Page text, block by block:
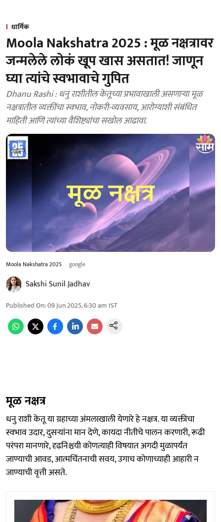
धार्मिक
Moola Nakshatra 2025 : मूळ नक्षत्रावर
जन्मलेले लोकं खूप खास असतात! जाणून
घ्या त्यांचे स्वभावाचे गुपित
Dhanu Rashi : धनु राशीतील केतूच्या प्रभावाखाली असणाऱ्या मूळ
नक्षत्रातील व्यक्तींचा स्वभाव, नोकरी-व्यवसाय, आरोग्याशी संबंधित
माहिती आणि त्यांच्या वैशिष्ट्यांचा सखोल आढावा.
Moola Nakshatra 2025 google
Sakshi Sunil Jadhav
Published On:09 Jun 2025, 6:30 am IST
मूळ नक्षत्र
धनु राशी केतू या ग्रहाच्या अंमलाखाली येणारे हे नक्षत्र. या व्यक्तीचा
स्वभाव उदार, दुसऱ्यांना मान देणे, कायदा नीतीचे पालन करणारी, रूढी
परंपरा मानणारे, दृढनिश्चयी कोणत्याही विषयात अगदी मुळापर्यंत
जाण्याची आवड, आत्मचिंतनाची सवय, उगाच कोणाच्याही आहारी न
जाण्याची वृत्ती असते.